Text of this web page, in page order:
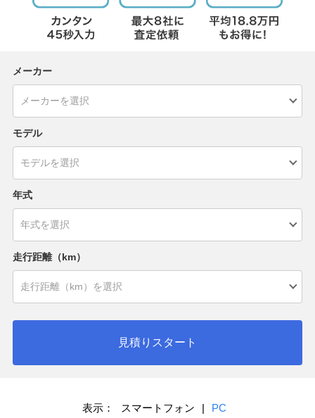
メーカー
モデル
年式
走行距離（km）
見積りスタート
表示： スマートフォン | PC